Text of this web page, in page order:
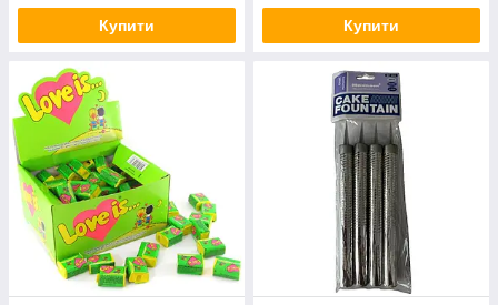
Купити Купити